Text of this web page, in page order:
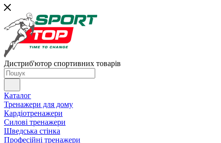
Дистриб'ютор спортивних товарів
Каталог
Тренажери для дому
Кардіотренажери
Силові тренажери
Шведська стінка
Професійні тренажери